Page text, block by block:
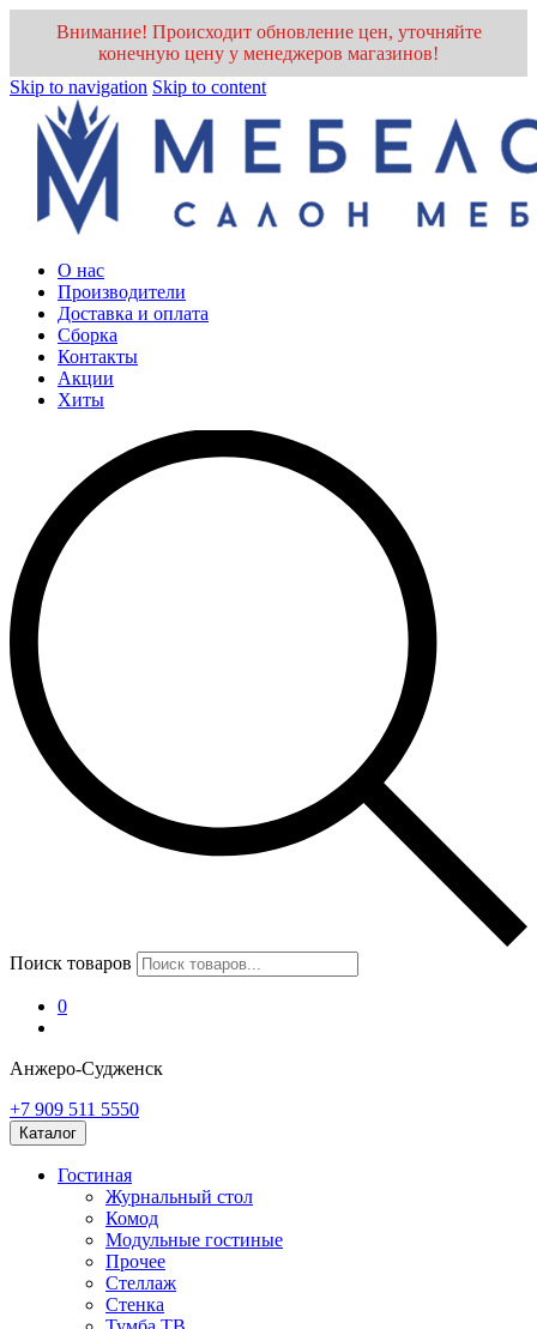
Внимание! Происходит обновление цен, уточняйте
конечную цену у менеджеров магазинов!
Skip to navigation Skip to content
О нас
Производители
Доставка и оплата
Cборка
Контакты
Акции
Хиты
Поиск товаров
0
Анжеро-Судженск
+7 909 511 5550
Каталог
Гостиная
Журнальный стол
Комод
Модульные гостиные
Прочее
Стеллаж
Стенка